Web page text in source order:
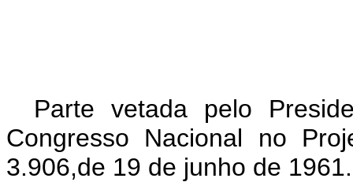
Parte vetada pelo
Congresso Nacional no
3.906,de 19 de junho de 1961.